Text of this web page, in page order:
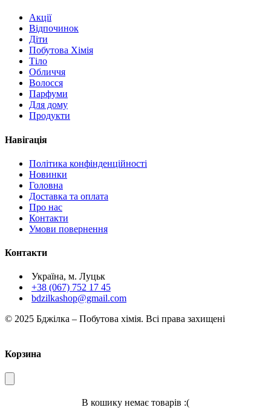
Акції
Відпочинок
Діти
Побутова Хімія
Тіло
Обличчя
Волосся
Парфуми
Для дому
Продукти
Навігація
Політика конфінденційності
Новинки
Головна
Доставка та оплата
Про нас
Контакти
Умови повернення
Контакти
Україна, м. Луцьк
+38 (067) 752 17 45
bdzilkashop@gmail.com
© 2025 Бджілка – Побутова хімія. Всі права захищені
Корзина
В кошику немає товарів :(